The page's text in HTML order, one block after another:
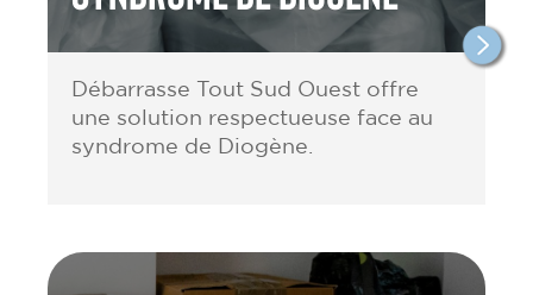
Débarrasse Tout Sud Ouest offre
une solution respectueuse face au
syndrome de Diogène.